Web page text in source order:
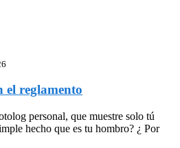
el reglamento
personal, que muestre solo tú
hecho que es tu hombro? ¿ Por